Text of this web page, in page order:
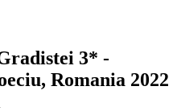
3* -
Romania 2022